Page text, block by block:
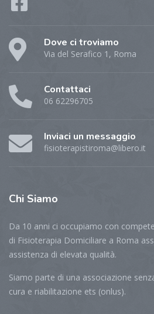
Dove ci troviamo
Via del Serafico 1, Roma
Contattaci
06 62296705
Inviaci un messaggio
fisioterapistiroma@libero.it
Chi Siamo
Da 10 anni ci occupiamo con
di Fisioterapia Domiciliare a Roma
assistenza di elevata qualità.
Siamo parte di una associazione
cura e riabilitazione ets (onlus).